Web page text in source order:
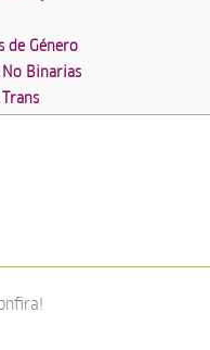
de Género
Binarias